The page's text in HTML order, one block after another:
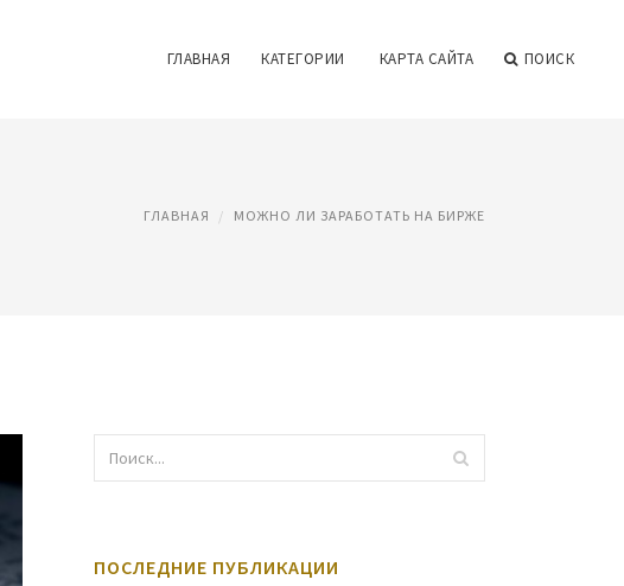
ГЛАВНАЯ КАТЕГОРИИ КАРТА САЙТА ПОИСК
ГЛАВНАЯ МОЖНО ЛИ ЗАРАБОТАТЬ НА БИРЖЕ
ПОСЛЕДНИЕ ПУБЛИКАЦИИ